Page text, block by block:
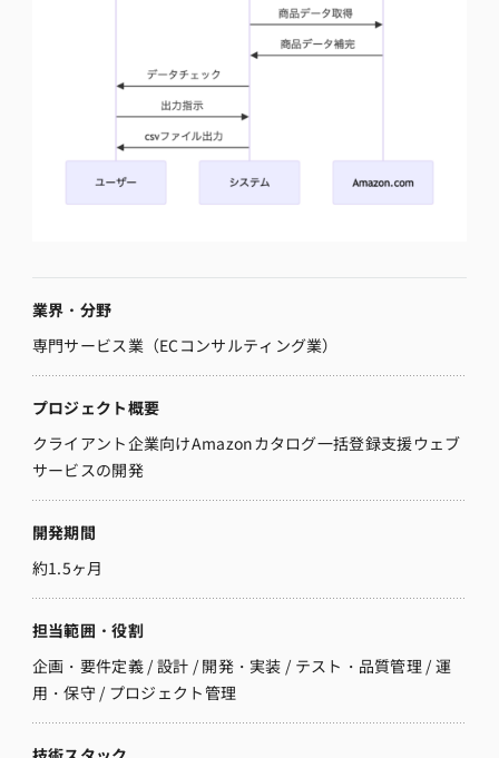
業界・分野
専門サービス業（ECコンサルティング業）
プロジェクト概要
クライアント企業向けAmazonカタログ一括登録支援ウェブ
サービスの開発
開発期間
約1.5ヶ月
担当範囲・役割
企画・要件定義 / 設計 / 開発・実装 / テスト・品質管理 / 運
用・保守 / プロジェクト管理